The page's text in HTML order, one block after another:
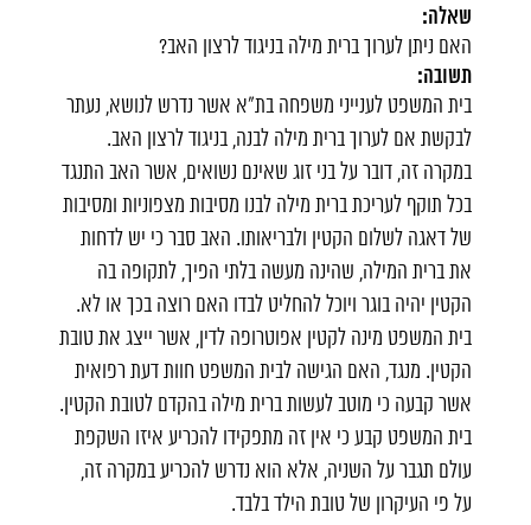
שאלה:
האם ניתן לערוך ברית מילה בניגוד לרצון האב?
תשובה:
בית המשפט לענייני משפחה בת"א אשר נדרש לנושא, נעתר
לבקשת אם לערוך ברית מילה לבנה, בניגוד לרצון האב.
במקרה זה, דובר על בני זוג שאינם נשואים, אשר האב התנגד
בכל תוקף לעריכת ברית מילה לבנו מסיבות מצפוניות ומסיבות
של דאגה לשלום הקטין ולבריאותו. האב סבר כי יש לדחות
את ברית המילה, שהינה מעשה בלתי הפיך, לתקופה בה
הקטין יהיה בוגר ויוכל להחליט לבדו האם רוצה בכך או לא.
בית המשפט מינה לקטין אפוטרופה לדין, אשר ייצג את טובת
הקטין. מנגד, האם הגישה לבית המשפט חוות דעת רפואית
אשר קבעה כי מוטב לעשות ברית מילה בהקדם לטובת הקטין.
בית המשפט קבע כי אין זה מתפקידו להכריע איזו השקפת
עולם תגבר על השניה, אלא הוא נדרש להכריע במקרה זה,
על פי העיקרון של טובת הילד בלבד.